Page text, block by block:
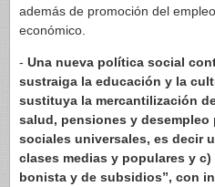
además de promoción del
económico.
- Una nueva política social
sustraiga la educación y la
sustituya la mercantilización
salud, pensiones y
sociales universales, es decir
clases medias y populares y
bonista y de subsidios”, con